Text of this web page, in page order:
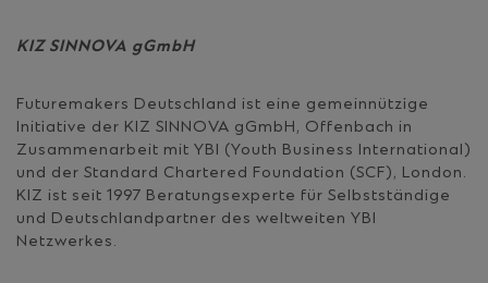
KIZ SINNOVA gGmbH
Futuremakers Deutschland ist eine gemeinnützige
Initiative der KIZ SINNOVA gGmbH, Offenbach in
Zusammenarbeit mit YBI (Youth Business International)
und der Standard Chartered Foundation (SCF), London.
KIZ ist seit 1997 Beratungsexperte für Selbstständige
und Deutschlandpartner des weltweiten YBI
Netzwerkes.